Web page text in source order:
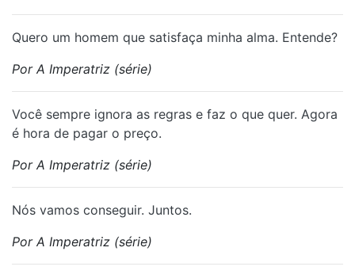
Quero um homem que satisfaça minha alma. Entende?
Por A Imperatriz (série)
Você sempre ignora as regras e faz o que quer. Agora
é hora de pagar o preço.
Por A Imperatriz (série)
Nós vamos conseguir. Juntos.
Por A Imperatriz (série)